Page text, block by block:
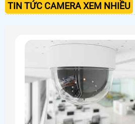
TIN TỨC CAMERA XEM NHIỀU